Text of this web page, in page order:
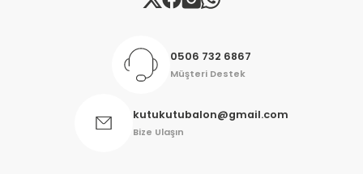
0506 732 6867
Müşteri Destek
kutukutubalon@gmail.com
Bize Ulaşın